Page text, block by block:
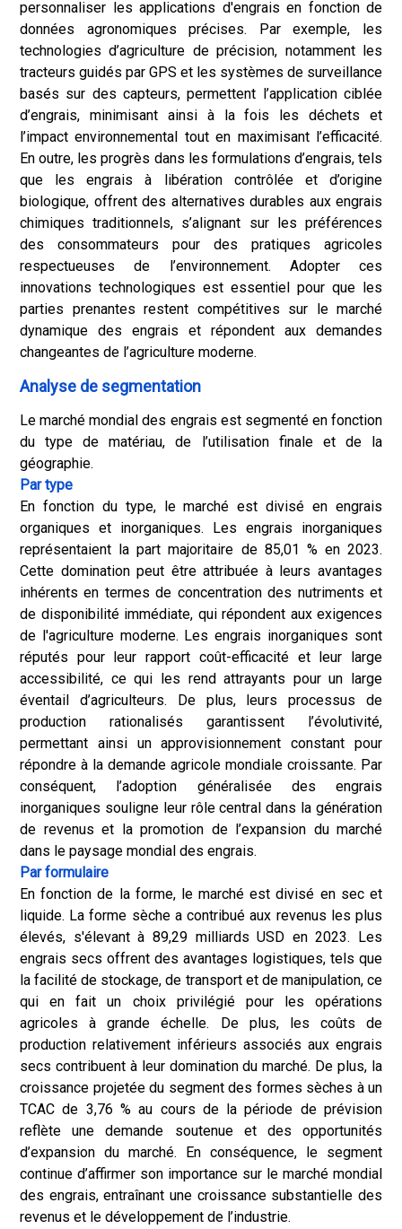
personnaliser les applications d'engrais en fonction de
données agronomiques précises. Par exemple, les
technologies d’agriculture de précision, notamment les
tracteurs guidés par GPS et les systèmes de surveillance
basés sur des capteurs, permettent l’application ciblée
d’engrais, minimisant ainsi à la fois les déchets et
l’impact environnemental tout en maximisant l’efficacité.
En outre, les progrès dans les formulations d’engrais, tels
que les engrais à libération contrôlée et d’origine
biologique, offrent des alternatives durables aux engrais
chimiques traditionnels, s’alignant sur les préférences
des consommateurs pour des pratiques agricoles
respectueuses de l’environnement. Adopter ces
innovations technologiques est essentiel pour que les
parties prenantes restent compétitives sur le marché
dynamique des engrais et répondent aux demandes
changeantes de l’agriculture moderne.
Analyse de segmentation
Le marché mondial des engrais est segmenté en fonction
du type de matériau, de l’utilisation finale et de la
géographie.
Par type
En fonction du type, le marché est divisé en engrais
organiques et inorganiques. Les engrais inorganiques
représentaient la part majoritaire de 85,01 % en 2023.
Cette domination peut être attribuée à leurs avantages
inhérents en termes de concentration des nutriments et
de disponibilité immédiate, qui répondent aux exigences
de l'agriculture moderne. Les engrais inorganiques sont
réputés pour leur rapport coût-efficacité et leur large
accessibilité, ce qui les rend attrayants pour un large
éventail d’agriculteurs. De plus, leurs processus de
production rationalisés garantissent l’évolutivité,
permettant ainsi un approvisionnement constant pour
répondre à la demande agricole mondiale croissante. Par
conséquent, l’adoption généralisée des engrais
inorganiques souligne leur rôle central dans la génération
de revenus et la promotion de l’expansion du marché
dans le paysage mondial des engrais.
Par formulaire
En fonction de la forme, le marché est divisé en sec et
liquide. La forme sèche a contribué aux revenus les plus
élevés, s'élevant à 89,29 milliards USD en 2023. Les
engrais secs offrent des avantages logistiques, tels que
la facilité de stockage, de transport et de manipulation, ce
qui en fait un choix privilégié pour les opérations
agricoles à grande échelle. De plus, les coûts de
production relativement inférieurs associés aux engrais
secs contribuent à leur domination du marché. De plus, la
croissance projetée du segment des formes sèches à un
TCAC de 3,76 % au cours de la période de prévision
reflète une demande soutenue et des opportunités
d’expansion du marché. En conséquence, le segment
continue d’affirmer son importance sur le marché mondial
des engrais, entraînant une croissance substantielle des
revenus et le développement de l’industrie.